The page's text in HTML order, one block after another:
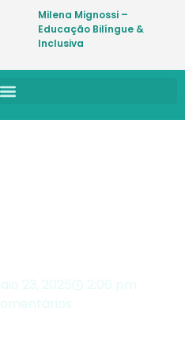
Milena Mignossi –
Educação Bilíngue &
Inclusiva
23, 2025
2:06 pm